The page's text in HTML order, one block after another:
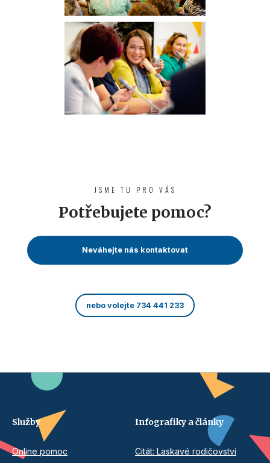
JSME TU PRO VÁS
Potřebujete pomoc?
Neváhejte nás kontaktovat
nebo volejte 734 441 233
Služby
Online pomoc
Infografiky a články
Citát: Laskavé rodičovství